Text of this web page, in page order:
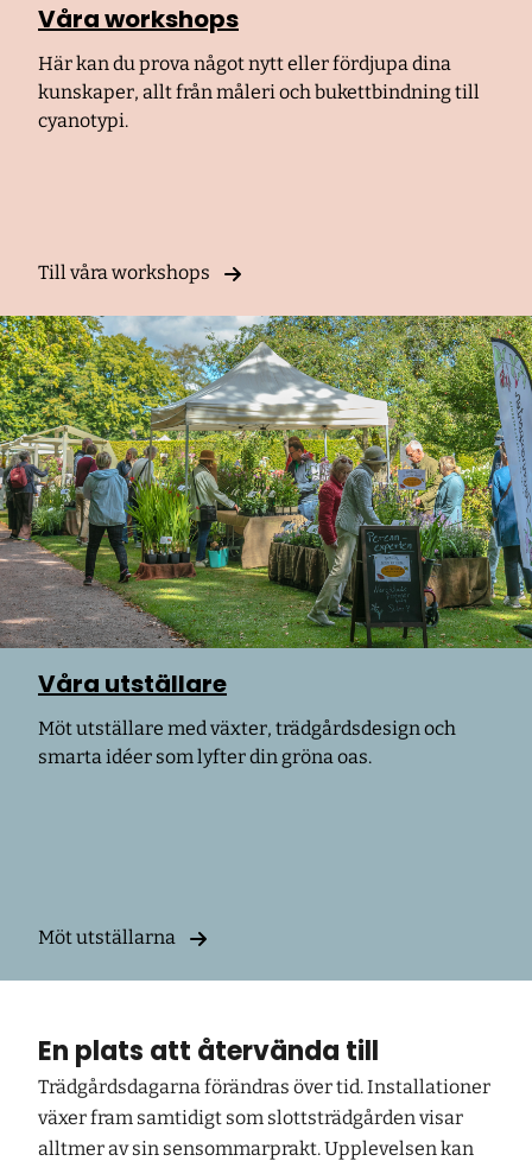
Våra workshops
Här kan du prova något nytt eller fördjupa dina
kunskaper, allt från måleri och bukettbindning till
cyanotypi.
Till våra workshops
Våra utställare
Möt utställare med växter, trädgårdsdesign och
smarta idéer som lyfter din gröna oas.
Möt utställarna
En plats att återvända till
Trädgårdsdagarna förändras över tid. Installationer
växer fram samtidigt som slottsträdgården visar
alltmer av sin sensommarprakt. Upplevelsen kan